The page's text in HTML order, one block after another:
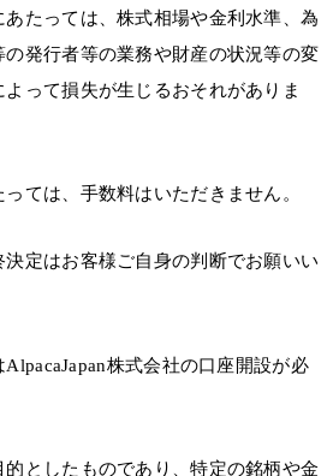
あたっては、株式相場や金利水準、為
発行者等の業務や財産の状況等の変
って損失が生じるおそれがありま
ては、手数料はいただきません。
決定はお客様ご自身の判断でお願いい
AlpacaJapan株式会社の口座開設が必
的としたものであり、特定の銘柄や金